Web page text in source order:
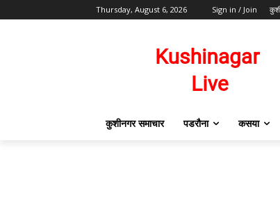
Thursday, August 6, 2026 Sign in / Join
कुशीनगर समाचार पडरौना कसया